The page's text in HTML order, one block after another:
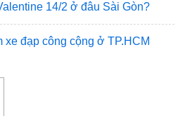
14/2 ở đâu Sài Gòn?
đạp công cộng ở TP.HCM